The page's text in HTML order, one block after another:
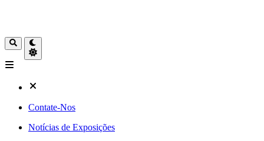
Contate-Nos
Notícias de Exposições